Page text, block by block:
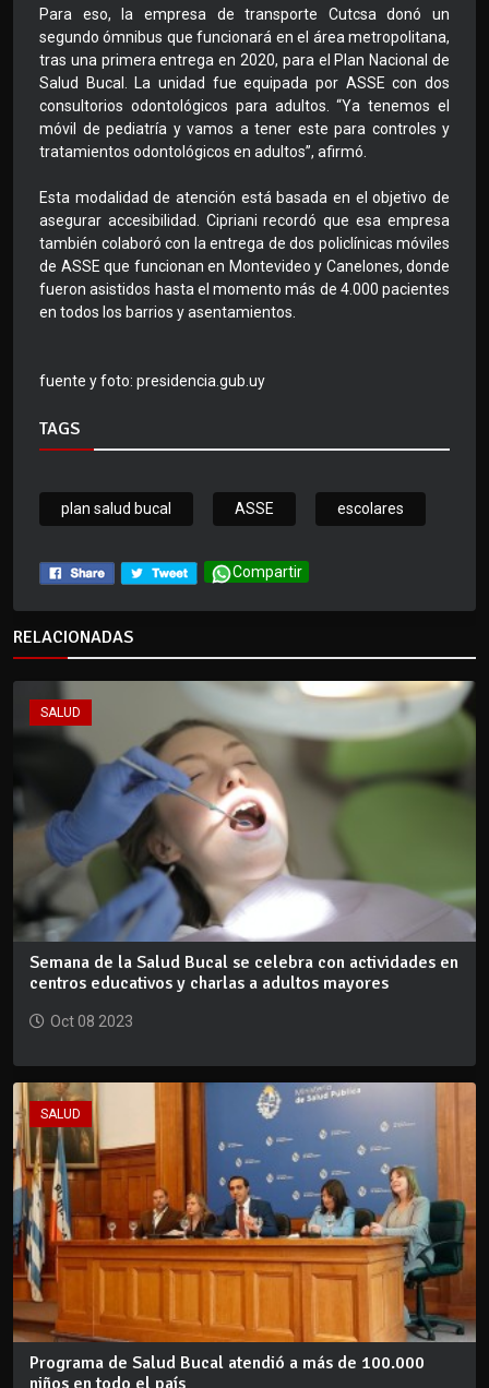
Para eso, la empresa de transporte Cutcsa donó un
segundo ómnibus que funcionará en el área metropolitana,
tras una primera entrega en 2020, para el Plan Nacional de
Salud Bucal. La unidad fue equipada por ASSE con dos
consultorios odontológicos para adultos. “Ya tenemos el
móvil de pediatría y vamos a tener este para controles y
tratamientos odontológicos en adultos”, afirmó.
Esta modalidad de atención está basada en el objetivo de
asegurar accesibilidad. Cipriani recordó que esa empresa
también colaboró con la entrega de dos policlínicas móviles
de ASSE que funcionan en Montevideo y Canelones, donde
fueron asistidos hasta el momento más de 4.000 pacientes
en todos los barrios y asentamientos.
fuente y foto: presidencia.gub.uy
TAGS
plan salud bucal ASSE escolares
Compartir
RELACIONADAS
SALUD
Semana de la Salud Bucal se celebra con actividades en
centros educativos y charlas a adultos mayores
Oct 08 2023
SALUD
Programa de Salud Bucal atendió a más de 100.000